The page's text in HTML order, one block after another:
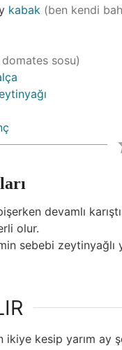
kabak (ben kendi
sosu)
devamlı
olur.
sebebi zeytinyağlı
ikiye kesip yarım ay